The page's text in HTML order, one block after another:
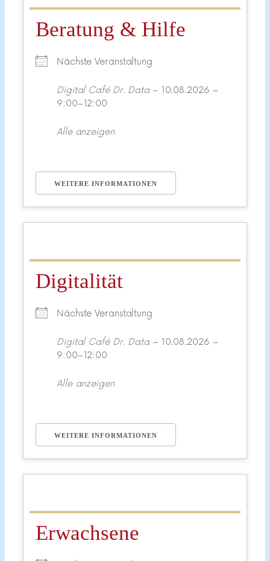
Beratung & Hilfe
Nächste Veranstaltung
Digital Café Dr. Data– 10.08.2026 –
9:00–12:00
Alle anzeigen
WEITERE INFORMATIONEN
Digitalität
Nächste Veranstaltung
Digital Café Dr. Data– 10.08.2026 –
9:00–12:00
Alle anzeigen
WEITERE INFORMATIONEN
Erwachsene